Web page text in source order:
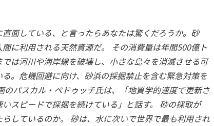
面している、と言ったらあなたは驚くだろうか。砂
に利用される天然資源だ。 その消費量は年間500億ト
は河川や海岸線を破壊し、小さな島々を消滅させる可
。危機回避に向け、砂浜の採掘禁止を含む緊急対策を
のパスカル・ペドゥッチ氏は、「地質学的速度で更新さ
スピードで採掘を続けている」と話す。 砂の採取が
しているのか。 砂は、水に次いで世界で最も利用され